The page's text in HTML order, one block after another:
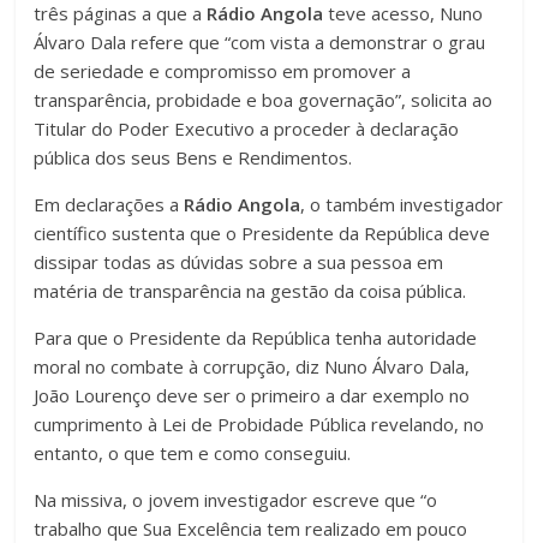
três páginas a que a Rádio Angola teve acesso, Nuno
Álvaro Dala refere que “com vista a demonstrar o grau
de seriedade e compromisso em promover a
transparência, probidade e boa governação”, solicita ao
Titular do Poder Executivo a proceder à declaração
pública dos seus Bens e Rendimentos.
Em declarações a Rádio Angola, o também investigador
científico sustenta que o Presidente da República deve
dissipar todas as dúvidas sobre a sua pessoa em
matéria de transparência na gestão da coisa pública.
Para que o Presidente da República tenha autoridade
moral no combate à corrupção, diz Nuno Álvaro Dala,
João Lourenço deve ser o primeiro a dar exemplo no
cumprimento à Lei de Probidade Pública revelando, no
entanto, o que tem e como conseguiu.
Na missiva, o jovem investigador escreve que“o
trabalho que Sua Excelência tem realizado em pouco